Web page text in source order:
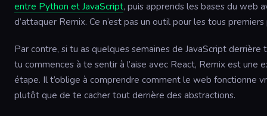
entre Python et JavaScript, puis apprends les bases du web
d’attaquer Remix. Ce n’est pas un outil pour les tous premiers
Par contre, si tu as quelques semaines de JavaScript derrière
tu commences à te sentir à l’aise avec React, Remix est une
étape. Il t’oblige à comprendre comment le web fonctionne
plutôt que de te cacher tout derrière des abstractions.